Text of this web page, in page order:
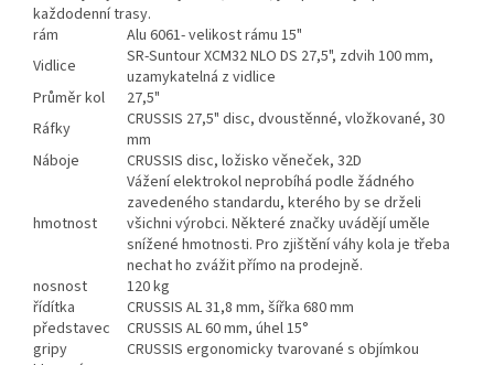
každodenní trasy.
rám
Alu 6061- velikost rámu 15"
Vidlice
SR-Suntour XCM32 NLO DS 27,5", zdvih 100 mm,
uzamykatelná z vidlice
Průměr kol
27,5"
Ráfky
CRUSSIS 27,5" disc, dvoustěnné, vložkované, 30
mm
Náboje
CRUSSIS disc, ložisko věneček, 32D
hmotnost
Vážení elektrokol neprobíhá podle žádného
zavedeného standardu, kterého by se drželi
všichni výrobci. Některé značky uvádějí uměle
snížené hmotnosti. Pro zjištění váhy kola je třeba
nechat ho zvážit přímo na prodejně.
nosnost
120 kg
řídítka
CRUSSIS AL 31,8 mm, šířka 680 mm
představec
CRUSSIS AL 60 mm, úhel 15°
gripy
CRUSSIS ergonomicky tvarované s objímkou